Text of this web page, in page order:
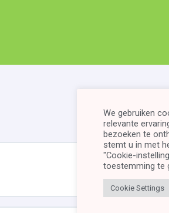
We gebruiken
relevante
bezoeken te
stemt u in met
"Cookie-
toestemming te
Cookie Settings